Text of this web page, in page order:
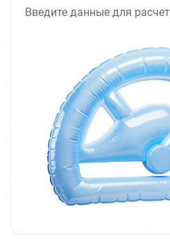
Введите данные для